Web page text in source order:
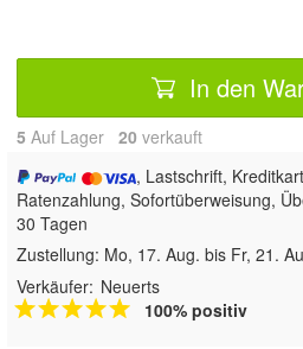
In den
5 Auf Lager 20 verkauft
, Lastschrift,
Ratenzahlung, Sofortüberweisung,
30 Tagen
Zustellung: Mo, 17. Aug. bis Fr, 21.
Verkäufer: Neuerts
100% positiv